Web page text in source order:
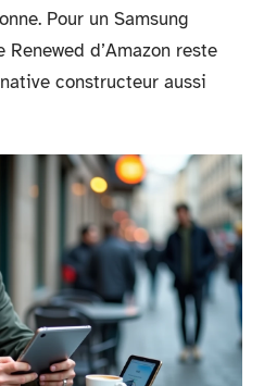
Pour un Samsung
Renewed d’Amazon reste
constructeur aussi